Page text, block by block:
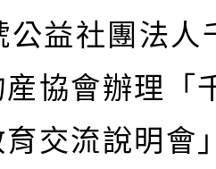
公益社團法人
産協會辦理「
育交流說明會